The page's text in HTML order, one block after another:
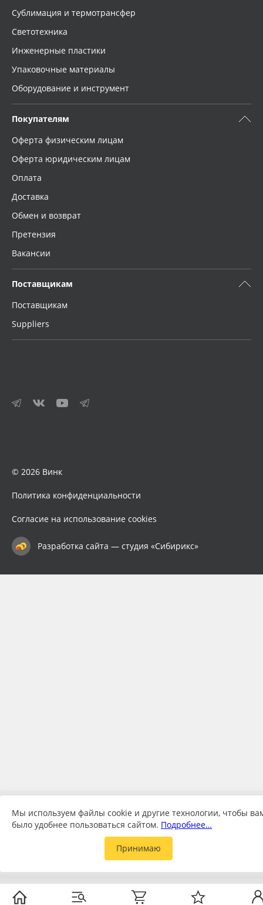
Сублимация и термотрансфер
Светотехника
Инженерные пластики
Упаковочные материалы
Оборудование и инструмент
Покупателям
Оферта физическим лицам
Оферта юридическим лицам
Оплата
Доставка
Обмен и возврат
Претензия
Вакансии
Поставщикам
Поставщикам
Suppliers
© 2026 Винк
Политика конфиденциальности
Согласие на использование cookies
Разработка сайта — студия «Сибирикс»
Мы используем файлы cookie и другие технологии, чтобы
было удобнее пользоваться сайтом. Подробнее…
Принимаю